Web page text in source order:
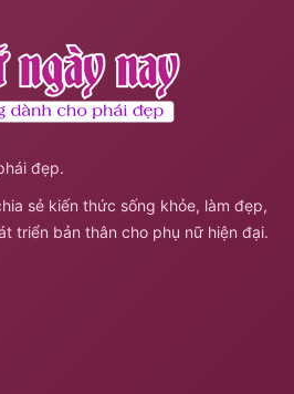
đẹp.
sẻ kiến thức sống khỏe, làm đẹp,
triển bản thân cho phụ nữ hiện đại.